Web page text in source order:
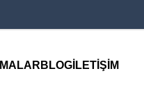
BLOG İLETIŞIM